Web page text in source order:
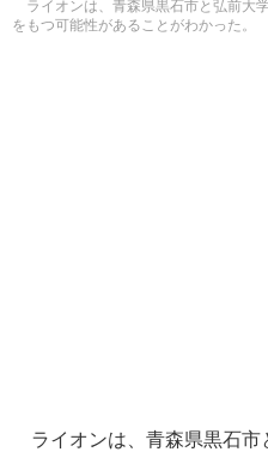
ライオンは、青森県黒石市と弘前大
をもつ可能性があることがわかった。
ライオンは、青森県黒石市